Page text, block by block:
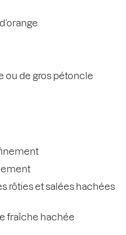
ou de gros pétoncle
rôties et salées hachées
fraîche hachée